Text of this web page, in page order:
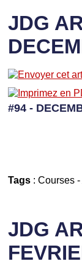
JDG
#94 -
Tags: Courses-
JDG